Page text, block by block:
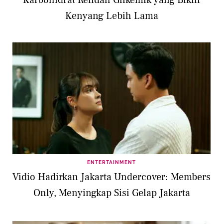
Kenyang Lebih Lama
ENTERTAINMENT
Vidio Hadirkan Jakarta Undercover: Members
Only, Menyingkap Sisi Gelap Jakarta